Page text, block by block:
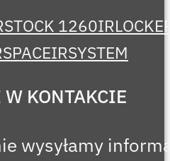
1260
IRSYSTEM
KONTAKCIE
wysyłamy